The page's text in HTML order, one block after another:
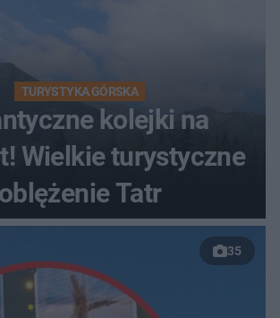
TURYSTYKA GÓRSKA
kolejki na
Wielkie turystyczne
oblężenie Tatr
35